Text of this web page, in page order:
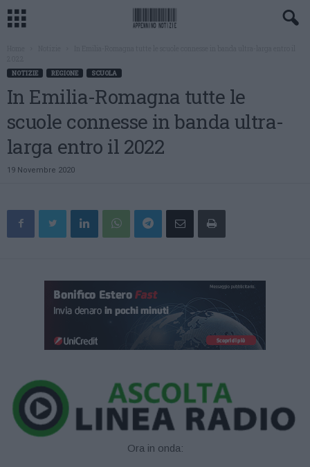
NOTIZIE REGIONE SCUOLA
In Emilia-Romagna tutte le
scuole connesse in banda ultra-
larga entro il 2022
19 Novembre 2020
Ora in onda: